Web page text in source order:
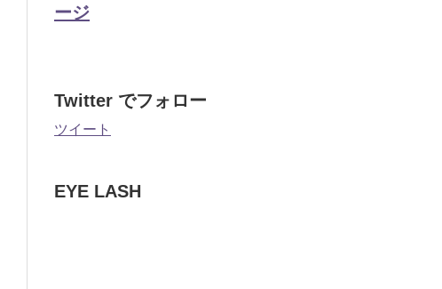
ージ
Twitter でフォロー
ツイート
EYE LASH